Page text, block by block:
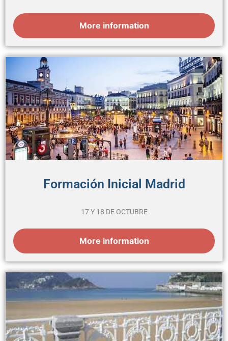
More information
Formación Inicial Madrid
17 Y 18 DE OCTUBRE
More information